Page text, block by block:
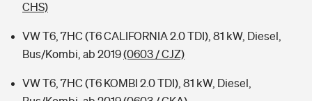
CHS)
VW T6, 7HC (T6 CALIFORNIA 2.0 TDI), 81 kW, Diesel,
Bus/Kombi, ab 2019(0603 / CJZ)
VW T6, 7HC (T6 KOMBI 2.0 TDI), 81 kW, Diesel,